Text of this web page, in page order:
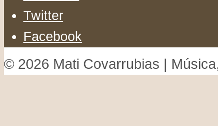
Twitter
Facebook
© 2026 Mati Covarrubias |